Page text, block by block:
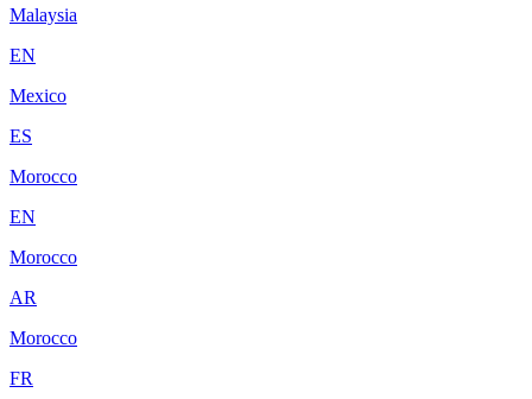
Malaysia
EN
Mexico
ES
Morocco
EN
Morocco
AR
Morocco
FR